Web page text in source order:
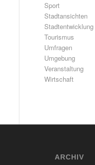
Sport
Stadtansichten
Stadtentwicklung
Tourismus
Umfragen
Umgebung
Veranstaltung
Wirtschaft
ARCHIV